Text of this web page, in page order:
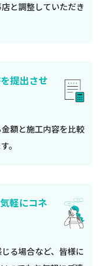
と調整していただき
提出させ
額と施工内容を比較
。
軽にコネ
る場合など、皆様に